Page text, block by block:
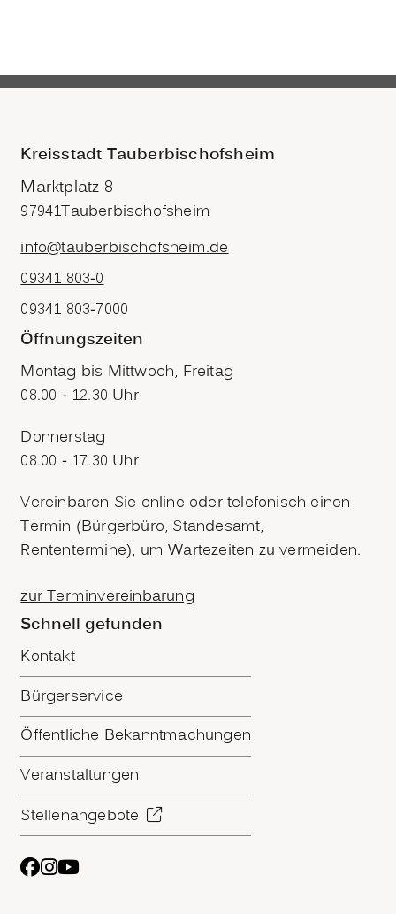
Kreisstadt Tauberbischofsheim
Marktplatz 8
97941Tauberbischofsheim
info@tauberbischofsheim.de
09341 803-0
09341 803-7000
Öffnungszeiten
Montag bis Mittwoch, Freitag
08.00 - 12.30 Uhr
Donnerstag
08.00 - 17.30 Uhr
Vereinbaren Sie online oder telefonisch einen
Termin (Bürgerbüro, Standesamt,
Rententermine), um Wartezeiten zu vermeiden.
zur Terminvereinbarung
Schnell gefunden
Kontakt
Bürgerservice
Öffentliche Bekanntmachungen
Veranstaltungen
Stellenangebote